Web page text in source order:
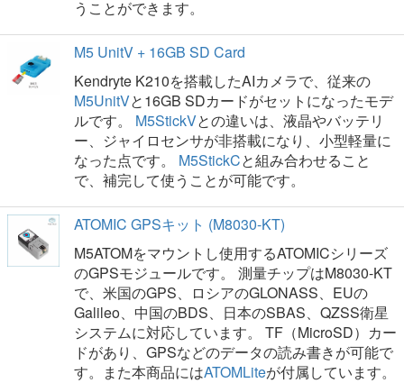
うことができます。
M5 UnitV + 16GB SD Card
Kendryte K210を搭載したAIカメラで、従来の
M5UnitVと16GB SDカードがセットになったモデ
ルです。 M5StickVとの違いは、液晶やバッテリ
ー、ジャイロセンサが非搭載になり、小型軽量に
なった点です。 M5StickCと組み合わせること
で、補完して使うことが可能です。
ATOMIC GPSキット (M8030-KT)
M5ATOMをマウントし使用するATOMICシリーズ
のGPSモジュールです。 測量チップはM8030-KT
で、米国のGPS、ロシアのGLONASS、EUの
Galileo、中国のBDS、日本のSBAS、QZSS衛星
システムに対応しています。 TF（MicroSD）カー
ドがあり、GPSなどのデータの読み書きが可能で
す。また本商品にはATOMLiteが付属しています。